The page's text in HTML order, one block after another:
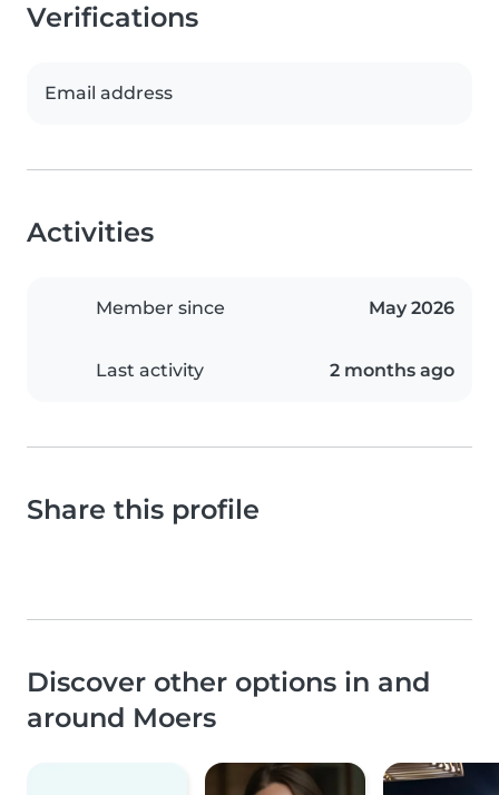
Verifications
Email address
Activities
Member since May 2026
Last activity 2 months ago
Share this profile
Discover other options in and
around Moers